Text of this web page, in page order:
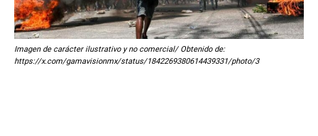
Imagen de carácter ilustrativo y no comercial/ Obtenido de:
https://x.com/gamavisionmx/status/1842269380614439331/photo/3